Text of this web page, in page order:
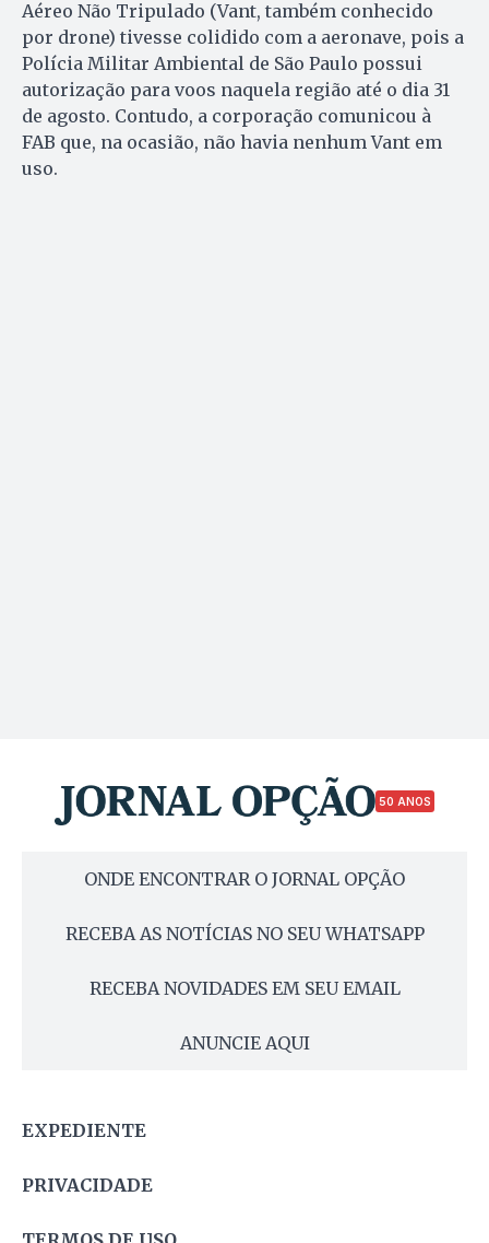
Aéreo Não Tripulado (Vant, também conhecido
por drone) tivesse colidido com a aeronave, pois a
Polícia Militar Ambiental de São Paulo possui
autorização para voos naquela região até o dia 31
de agosto. Contudo, a corporação comunicou à
FAB que, na ocasião, não havia nenhum Vant em
uso.
50 ANOS
ONDE ENCONTRAR O JORNAL OPÇÃO
RECEBA AS NOTÍCIAS NO SEU WHATSAPP
RECEBA NOVIDADES EM SEU EMAIL
ANUNCIE AQUI
EXPEDIENTE
PRIVACIDADE